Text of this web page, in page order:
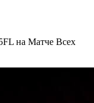
на Матче Всех